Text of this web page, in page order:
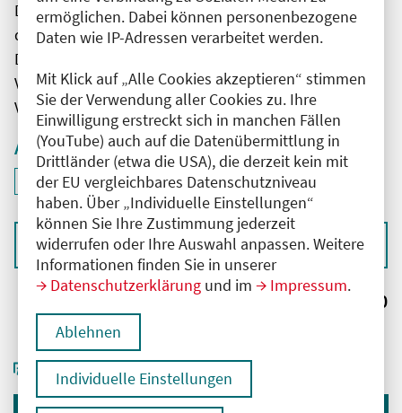
ermöglichen. Dabei können personenbezogene
Daten wie IP-Adressen verarbeitet werden.
Mit Klick auf „Alle Cookies akzeptieren“ stimmen
Sie der Verwendung aller Cookies zu. Ihre
Einwilligung erstreckt sich in manchen Fällen
(YouTube) auch auf die Datenübermittlung in
Drittländer (etwa die USA), die derzeit kein mit
der EU vergleichbares Datenschutzniveau
haben. Über „Individuelle Einstellungen“
können Sie Ihre Zustimmung jederzeit
widerrufen oder Ihre Auswahl anpassen. Weitere
Informationen finden Sie in unserer
Datenschutzerklärung und im Impressum.
Ablehnen
Individuelle Einstellungen
Die hier aufgeführten Veranstaltungen entsprechen
den unmittelbar vom Veranstalter getätigten Angaben.
Die Ärztekammer Berlin übernimmt keine
Verantwortung für den Inhalt, die Haftung obliegt dem
Veranstalter.
Aktive Filter
Filter
ID: ANT-2504325
deaktivieren und Suchergebnisse neu laden
Sortieren nach
Ergebnisse: 0